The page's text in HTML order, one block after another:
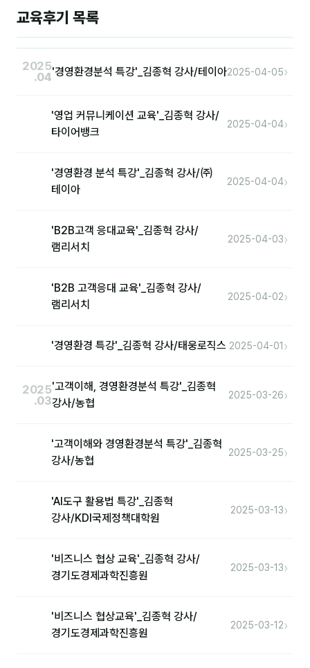
후기
대면교육 후기
고객사 레퍼런스
전체 도구
제안·영업
재무·계약
용어사전
교육후기 목록
2025
.04'경영환경분석 특강'_김종혁 강사/테이아2025-04-05›
'영업 커뮤니케이션 교육'_김종혁 강사/
타이어뱅크
2025-04-04›
'경영환경 분석 특강'_김종혁 강사/㈜
테이아
2025-04-04›
'B2B고객 응대교육'_김종혁 강사/
램리서치
2025-04-03›
'B2B 고객응대 교육'_김종혁 강사/
램리서치
2025-04-02›
'경영환경 특강'_김종혁 강사/태웅로직스 2025-04-01 ›
2025
.03
'고객이해, 경영환경분석 특강'_김종혁
강사/농협
2025-03-26›
'고객이해와 경영환경분석 특강'_김종혁
강사/농협
2025-03-25›
'AI도구 활용법 특강'_김종혁
강사/KDI국제정책대학원
2025-03-13›
'비즈니스 협상 교육'_김종혁 강사/
경기도경제과학진흥원
2025-03-13›
'비즈니스 협상교육'_김종혁 강사/
경기도경제과학진흥원
2025-03-12›